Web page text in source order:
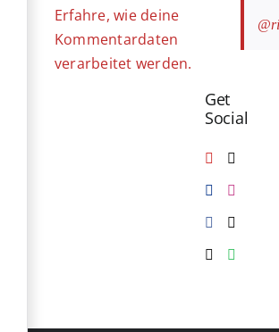
Erfahre, wie deine
Kommentardaten
verarbeitet werden.
Get
Social